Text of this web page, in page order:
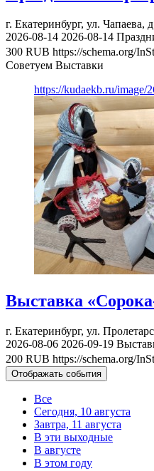
г. Екатеринбург, ул. Чапаева,
2026-08-14 2026-08-14
300 RUB https://schema.org/
Советуем Выставки
https://kudaekb.ru/image/
Выставка
г. Екатеринбург, ул.
2026-08-06 2026-09-19
200 RUB https://schema.org/
Отображать события
Все
Сегодня, 10 августа
Завтра, 11 августа
В эти выходные
В августе
В этом году